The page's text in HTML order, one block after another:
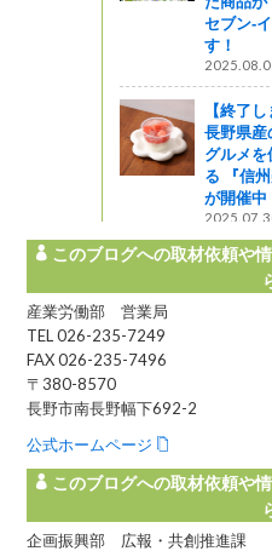
このブログへの取材依頼や
産業労働部 営業局
TEL 026-235-7249
FAX 026-235-7496
〒380-8570
長野市南長野幅下692-2
公式ホームページ
このブログへの取材依頼や
企画振興部 広報・共創推進課